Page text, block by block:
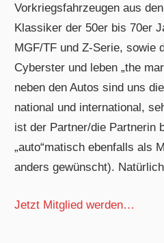
Vorkriegsfahrzeugen aus
Klassiker der 50er bis 70er
MGF/TF und Z-Serie, sowie
Cyberster und leben „the
neben den Autos sind uns
national und international,
ist der Partner/die Partnerin
„auto“matisch ebenfalls als
anders gewünscht).
Jetzt Mitglied werden…